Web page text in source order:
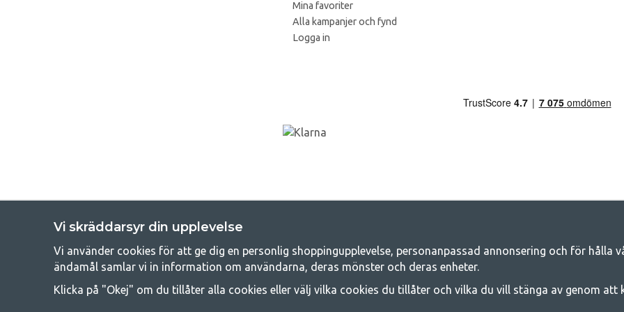
Mina favoriter
Alla kampanjer och fynd
Logga in
GetCamping.se - Din butik för camping och
råd med att campa så därför erbjuder vi riktigt bra priser på familjetält, husvagnstält och all annan utrustning för camping och
Vi skräddarsyr din upplevelse
Vi använder cookies för att ge dig en personlig shoppingupplevelse, personanpassad annonsering och för hålla
ändamål samlar vi in information om användarna, deras mönster och deras enheter.
Klicka på "Okej" om du tillåter alla cookies eller välj vilka cookies du tillåter och vilka du vill stänga av genom att